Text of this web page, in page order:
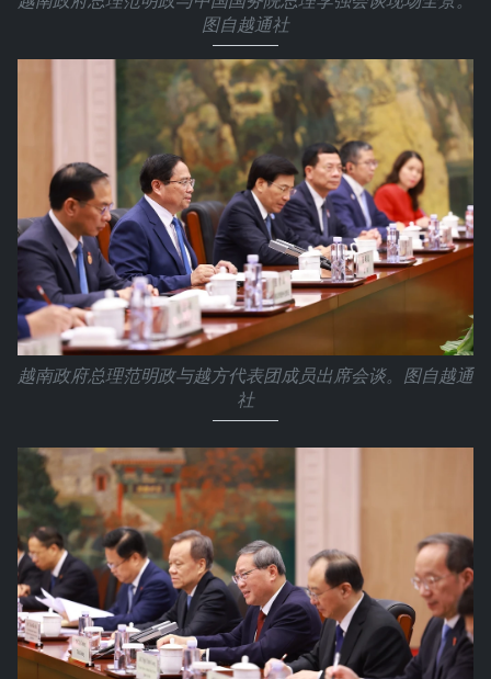
图自越通社
越南政府总理范明政与越方代表团成员出席会谈。图自越通
社